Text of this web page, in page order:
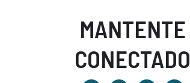
MANTENTE
CONECTADO